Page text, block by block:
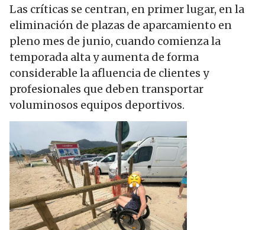
Las críticas se centran, en primer lugar, en la
eliminación de plazas de aparcamiento en
pleno mes de junio, cuando comienza la
temporada alta y aumenta de forma
considerable la afluencia de clientes y
profesionales que deben transportar
voluminosos equipos deportivos.